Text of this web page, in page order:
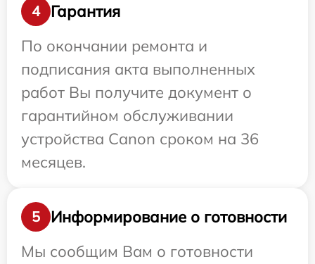
4
Гарантия
По окончании ремонта и
подписания акта выполненных
работ Вы получите документ о
гарантийном обслуживании
устройства Canon сроком на 36
месяцев.
5
Информирование о готовности
Мы сообщим Вам о готовности